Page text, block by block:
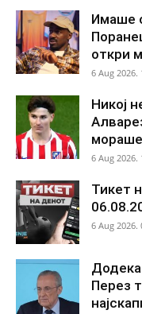
Имаше
откри
6 Aug 2026.
Никој
мораше
6 Aug 2026.
Тикет
6 Aug 2026.
Додека
Перез